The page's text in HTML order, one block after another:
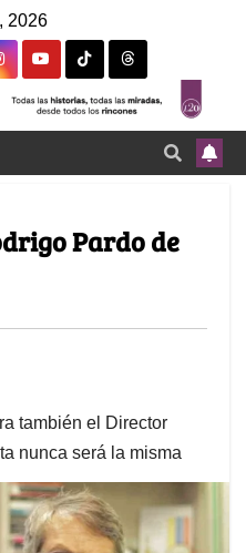
2026
Pardo de
también el Director
nunca será la misma